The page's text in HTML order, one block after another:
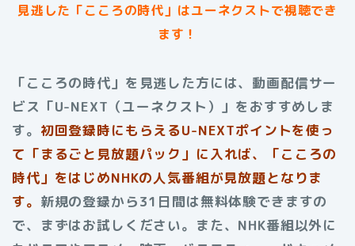
見逃した「こころの時代」はユーネクストで視聴でき
ます！
「こころの時代」を見逃した方には、動画配信サー
ビス「U-NEXT（ユーネクスト）」をおすすめしま
す。 初回登録時にもらえるU-NEXTポイントを使っ
て「まるごと見放題パック」に入れば、「こころの
時代」をはじめNHKの人気番組が見放題となりま
す。 新規の登録から31日間は無料体験できますの
で、まずはお試しください。また、NHK番組以外に